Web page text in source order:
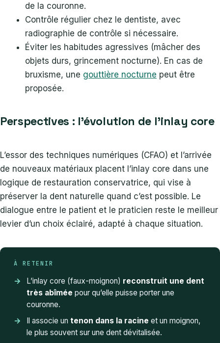
de la couronne.
Contrôle régulier chez le dentiste, avec
radiographie de contrôle si nécessaire.
Éviter les habitudes agressives (mâcher des
objets durs, grincement nocturne). En cas de
bruxisme, une gouttière nocturne peut être
proposée.
Perspectives : l’évolution de l’inlay core
L’essor des techniques numériques (CFAO) et l’arrivée
de nouveaux matériaux placent l’inlay core dans une
logique de restauration conservatrice, qui vise à
préserver la dent naturelle quand c’est possible. Le
dialogue entre le patient et le praticien reste le meilleur
levier d’un choix éclairé, adapté à chaque situation.
À RETENIR
L’inlay core (faux-moignon) reconstruit une dent
très abîmée pour qu’elle puisse porter une
couronne.
Il associe un tenon dans la racine et un moignon,
le plus souvent sur une dent dévitalisée.